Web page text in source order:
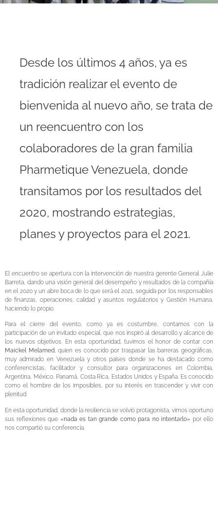
Desde los últimos 4 años, ya es
tradición realizar el evento de
bienvenida al nuevo año, se trata de
un reencuentro con los
colaboradores de la gran familia
Pharmetique Venezuela, donde
transitamos por los resultados del
2020, mostrando estrategias,
planes y proyectos para el 2021.
El encuentro se apertura con la intervención de nuestra gerente General Julie
Barreta, dando una visión general del desempeño y resultados de la compañía
en el 2020 y un abre boca de lo que será el 2021, seguida por los responsables
de finanzas, operaciones, calidad y asuntos regulatorios y Gestión Humana,
haciendo lo propio.
Para el cierre del evento, como ya es costumbre, contamos con la
participación de un invitado especial, que nos inspiró al desarrollo y alcance de
los nuevos objetivos. En esta oportunidad, tuvimos el honor de contar con
Maickel Melamed, quien es conocido por traspasar las barreras geográficas,
muy admirado en Venezuela y otros países donde se ha destacado como
conferencistas, facilitador y consultor para organizaciones en Colombia,
Argentina, México, Panamá, Costa Rica, Estados Unidos y España. Es conocido
como el hombre de los imposibles, por su interés en trascender y vivir con
plenitud.
En esta oportunidad, donde la resiliencia se volvió protagonista, vimos oportuno
sus reflexiones que «nada es tan grande como para no intentarlo» por ello
nos compartió su conferencia.